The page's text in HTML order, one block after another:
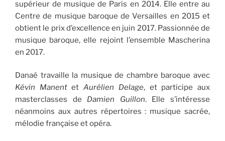
supérieur de musique de Paris en 2014. Elle entre au
Centre de musique baroque de Versailles en 2015 et
obtient le prix d’excellence en juin 2017. Passionnée de
musique baroque, elle rejoint l’ensemble Mascherina
en 2017.
Danaé travaille la musique de chambre baroque avec
Kévin ManentetAurélien Delage, et participe aux
masterclasses de Damien Guillon. Elle s’intéresse
néanmoins aux autres répertoires : musique sacrée,
mélodie française et opéra.